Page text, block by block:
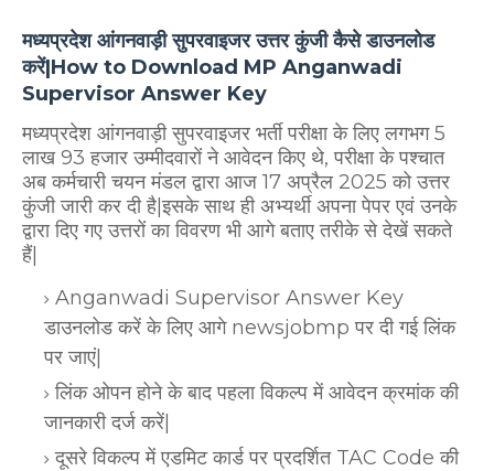
मध्यप्रदेश आंगनवाड़ी सुपरवाइजर उत्तर कुंजी कैसे डाउनलोड
करें|How to Download MP Anganwadi
Supervisor Answer Key
मध्यप्रदेश आंगनवाड़ी सुपरवाइजर भर्ती परीक्षा के लिए लगभग 5
लाख 93 हजार उम्मीदवारों ने आवेदन किए थे, परीक्षा के पश्चात
अब कर्मचारी चयन मंडल द्वारा आज 17 अप्रैल 2025 को उत्तर
कुंजी जारी कर दी है|इसके साथ ही अभ्यर्थी अपना पेपर एवं उनके
द्वारा दिए गए उत्तरों का विवरण भी आगे बताए तरीके से देखें सकते
हैं|
Anganwadi Supervisor Answer Key
डाउनलोड करें के लिए आगे newsjobmp पर दी गई लिंक
पर जाएं|
लिंक ओपन होने के बाद पहला विकल्प में आवेदन क्रमांक की
जानकारी दर्ज करें|
दूसरे विकल्प में एडमिट कार्ड पर प्रदर्शित TAC Code की